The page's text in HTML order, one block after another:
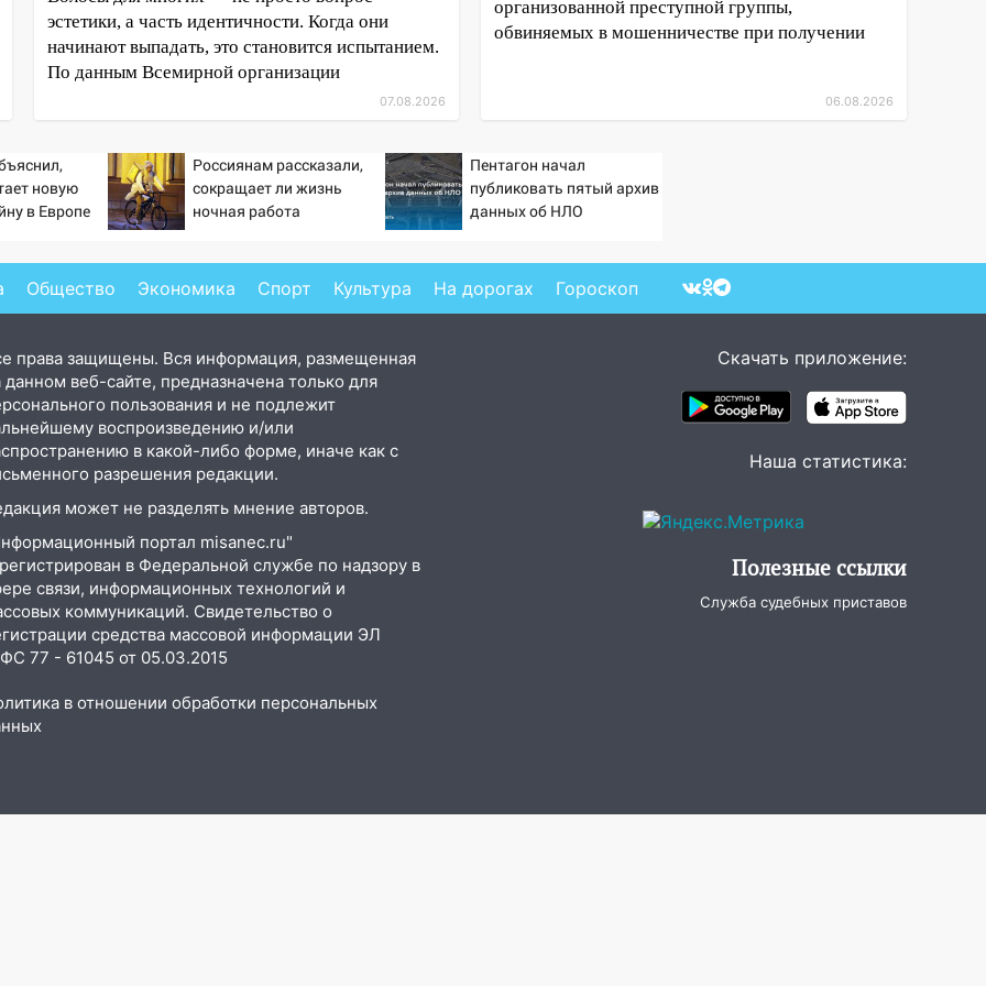
эстетики, а часть идентичности. Когда они
начинают выпадать, это становится испытанием.
По данным Всемирной организации
07.08.2026
организованной преступной группы,
обвиняемых в мошенничестве при получении
06.08.2026
новую
в Европе
Россиянам рассказали,
сокращает ли жизнь
ночная работа
Пентагон начал
публиковать пятый архив
данных об НЛО
Общество Экономика Спорт Культура На дорогах Гороскоп
права защищены. Вся информация, размещенная
данном веб-сайте, предназначена только для
пользования и не подлежит
воспроизведению и/или
в какой-либо форме, иначе как с
разрешения редакции.
может не разделять мнение авторов.
портал misanec.ru"
в Федеральной службе по надзору в
связи, информационных технологий и
коммуникаций. Свидетельство о
средства массовой информации ЭЛ
77 - 61045 от 05.03.2015
в отношении обработки персональных
Скачать приложение:
Наша статистика:
Полезные ссылки
Служба судебных приставов